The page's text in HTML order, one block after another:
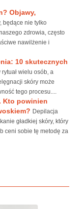
Objawy,
będące nie tylko
zdrowia, często
nawilżenie i
10 skutecznych
wielu osób, a
skóry może
tego procesu....
Kto powinien
Depilacja
gładkiej skóry, który
ceni sobie tę metodę za